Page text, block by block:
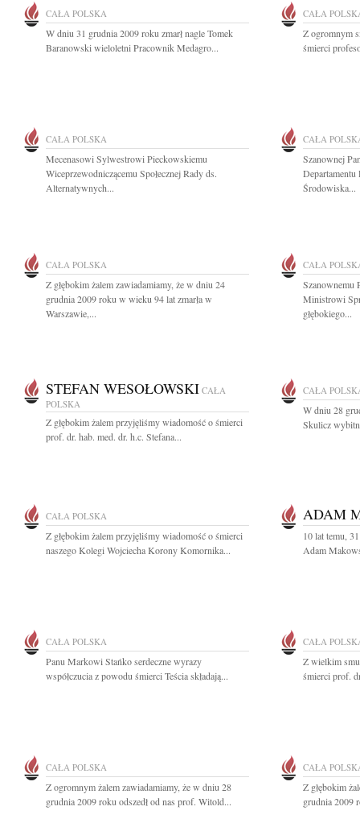
CAŁA POLSKA
W dniu 31 grudnia 2009 roku zmarł nagle Tomek
Baranowski wieloletni Pracownik Medagro...
CAŁA
Z ogromnym
śmierci
CAŁA POLSKA
Mecenasowi Sylwestrowi Pieckowskiemu
Wiceprzewodniczącemu Społecznej Rady ds.
Alternatywnych...
CAŁA
Szanownej
Środowiska...
CAŁA POLSKA
Z głębokim żalem zawiadamiamy, że w dniu 24
grudnia 2009 roku w wieku 94 lat zmarła w
Warszawie,...
CAŁA
Szanownemu
Ministrowi
głębokiego...
STEFAN WESOŁOWSKI CAŁA
POLSKA
Z głębokim żalem przyjęliśmy wiadomość o śmierci
prof. dr. hab. med. dr. h.c. Stefana...
CAŁA
W dniu 28
Skulicz
CAŁA POLSKA
Z głębokim żalem przyjęliśmy wiadomość o śmierci
naszego Kolegi Wojciecha Korony Komornika...
ADAM
10 lat temu,
Adam
CAŁA POLSKA
Panu Markowi Stańko serdeczne wyrazy
współczucia z powodu śmierci Teścia składają...
CAŁA
Z wielkim
śmierci prof.
CAŁA POLSKA
Z ogromnym żalem zawiadamiamy, że w dniu 28
grudnia 2009 roku odszedł od nas prof. Witold...
CAŁA
Z głębokim
grudnia 2009